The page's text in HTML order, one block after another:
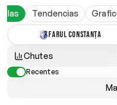
Tendencias
FARUL CONSTANȚA
Chutes
Recentes